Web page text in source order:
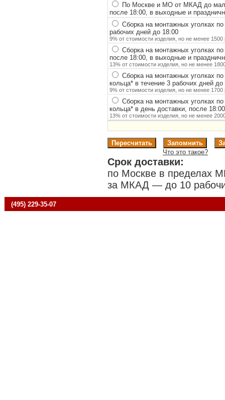
По Москве и МО от МКАД до
после 18:00, в выходные и
Сборка на монтажных уголках
рабочих дней до 18:00
9% от стоимости изделия, но не менее 1500
Сборка на монтажных уголках
после 18:00, в выходные и
13% от стоимости изделия, но не менее
Сборка на монтажных уголках
кольца*в течение 3 рабочих дней до
9% от стоимости изделия, но не менее 1700
Сборка на монтажных уголках
кольца*в день доставки, после
13% от стоимости изделия, но не менее
Что это такое?
Срок доставки:
по Москве в пределах
за МКАД — до 10
(495) 229-35-07